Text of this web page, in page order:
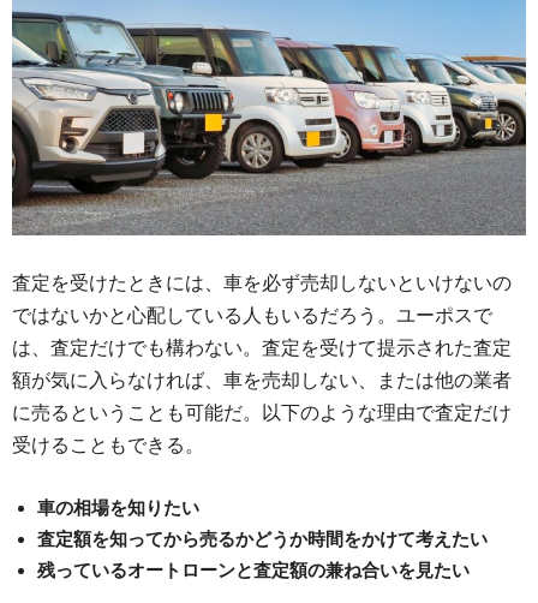
査定を受けたときには、車を必ず売却しないといけないの
ではないかと心配している人もいるだろう。ユーポスで
は、査定だけでも構わない。査定を受けて提示された査定
額が気に入らなければ、車を売却しない、または他の業者
に売るということも可能だ。以下のような理由で査定だけ
受けることもできる。
車の相場を知りたい
査定額を知ってから売るかどうか時間をかけて考えたい
残っているオートローンと査定額の兼ね合いを見たい